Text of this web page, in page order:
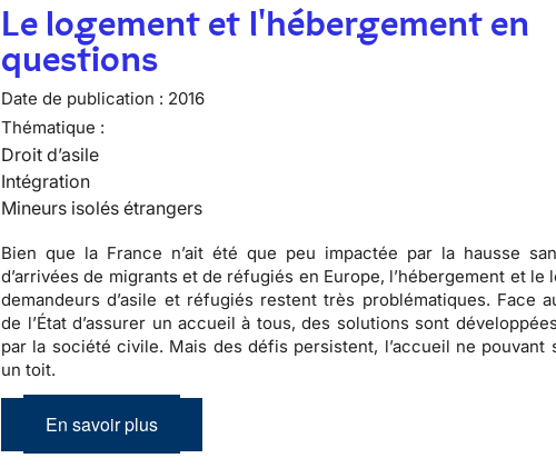
Le logement et l'hébergement en
questions
Date de publication : 2016
Thématique :
Droit d’asile
Intégration
Mineurs isolés étrangers
Bien que la France n’ait été que peu impactée par la hausse
d’arrivées de migrants et de réfugiés en Europe, l’hébergement et le
demandeurs d’asile et réfugiés restent très problématiques. Face
de l’État d’assurer un accueil à tous, des solutions sont
par la société civile. Mais des défis persistent, l’accueil ne pouvant
un toit.
En savoir plus